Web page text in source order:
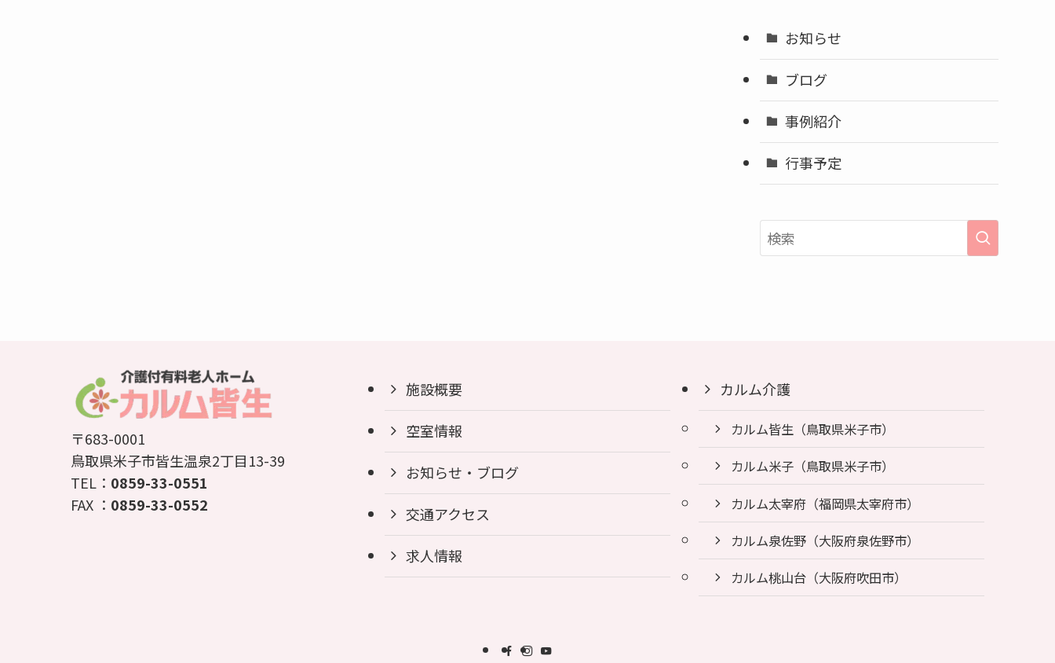
お知らせ
ブログ
事例紹介
行事予定
〒683-0001
鳥取県米子市皆生温泉2丁目13-39
TEL： 0859-33-0551
FAX ： 0859-33-0552
施設概要
空室情報
お知らせ・ブログ
交通アクセス
求人情報
カルム介護
カルム皆生（鳥取県米子市）
カルム米子（鳥取県米子市）
カルム太宰府（福岡県太宰府市）
カルム泉佐野（大阪府泉佐野市）
カルム桃山台（大阪府吹田市）